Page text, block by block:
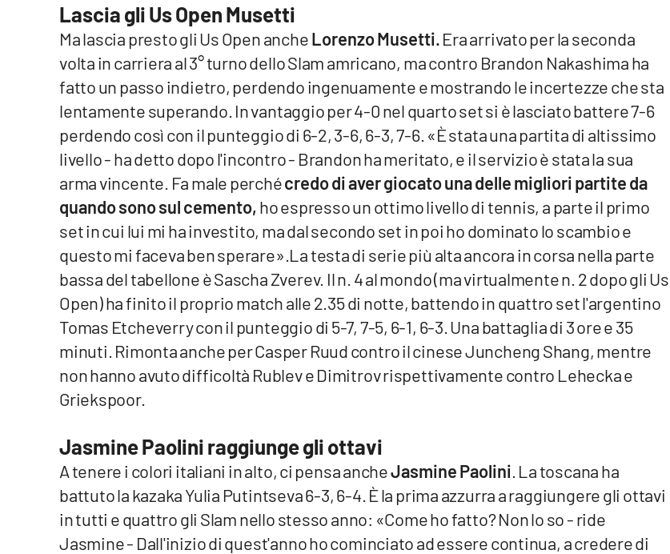
Buona Sanità Calabria
Calabriavisione
Destinazioni
Lacapitalenews.it
Lascia gli Us Open Musetti
Ma lascia presto gli Us Open ancheLorenzo Musetti.Era arrivato per la seconda
volta in carriera al 3° turno dello Slam amricano, ma contro Brandon Nakashima ha
fatto un passo indietro, perdendo ingenuamente e mostrando le incertezze che sta
lentamente superando. In vantaggio per 4-0 nel quarto set si è lasciato battere 7-6
perdendo così con il punteggio di 6-2, 3-6, 6-3, 7-6. «È stata una partita di altissimo
livello - ha detto dopo l'incontro - Brandon ha meritato, e il servizio è stata la sua
arma vincente. Fa male perchécredo di aver giocato una delle migliori partite da
quando sono sul cemento,ho espresso un ottimo livello di tennis, a parte il primo
set in cui lui mi ha investito, ma dal secondo set in poi ho dominato lo scambio e
questo mi faceva ben sperare».La testa di serie più alta ancora in corsa nella parte
bassa del tabellone è Sascha Zverev. Il n. 4 al mondo (ma virtualmente n. 2 dopo gli Us
Open) ha finito il proprio match alle 2.35 di notte, battendo in quattro set l'argentino
Tomas Etcheverry con il punteggio di 5-7, 7-5, 6-1, 6-3. Una battaglia di 3 ore e 35
minuti. Rimonta anche per Casper Ruud contro il cinese Juncheng Shang, mentre
non hanno avuto difficoltà Rublev e Dimitrov rispettivamente contro Lehecka e
Griekspoor.
Jasmine Paolini raggiunge gli ottavi
A tenere i colori italiani in alto, ci pensa ancheJasmine Paolini . La toscana ha
battuto la kazaka Yulia Putintseva 6-3, 6-4. È la prima azzurra a raggiungere gli ottavi
in tutti e quattro gli Slam nello stesso anno: «Come ho fatto? Non lo so - ride
Jasmine - Dall'inizio di quest'anno ho cominciato ad essere continua, a credere di